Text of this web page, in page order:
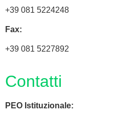
+39 081 5224248
Fax:
+39 081 5227892
Contatti
PEO Istituzionale: